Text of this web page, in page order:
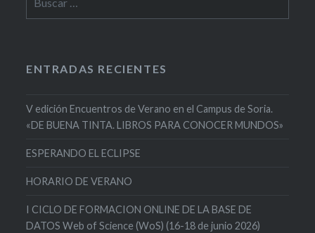
ENTRADAS RECIENTES
V edición Encuentros de Verano en el Campus de Soria.
«DE BUENA TINTA. LIBROS PARA CONOCER MUNDOS»
ESPERANDO EL ECLIPSE
HORARIO DE VERANO
I CICLO DE FORMACION ONLINE DE LA BASE DE
DATOS Web of Science (WoS) (16-18 de junio 2026)